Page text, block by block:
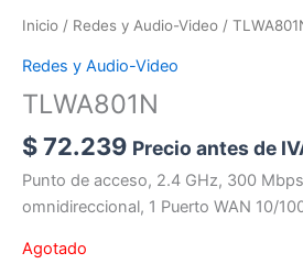
Inicio / Redes y Audio-Video /
Redes y Audio-Video
TLWA801N
$72.239 Precio antes de
Punto de acceso, 2.4 GHz, 300
omnidireccional, 1 Puerto WAN 10/
Agotado